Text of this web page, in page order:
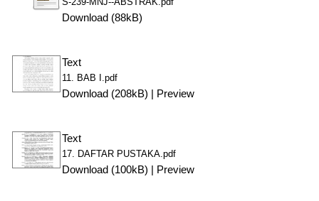
Download (88kB)
Text
11. BAB I.pdf
Download (208kB) Preview
Text
17. DAFTAR PUSTAKA.pdf
Download (100kB) Preview